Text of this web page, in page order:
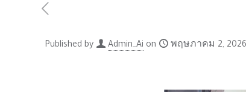
Published by Admin_Ai on พฤษภาคม 2, 2026